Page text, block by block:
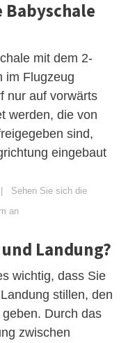
Babyschale
mit dem 2-
im Flugzeug
nur auf vorwärts
werden, die von
sind,
eingebaut
Sehen Sie sich die
an
Landung?
wichtig, dass Sie
stillen, den
Durch das
zwischen